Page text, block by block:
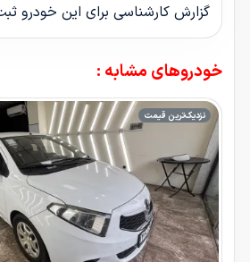
گزارش کارشناسی برای این خودرو
خودروهای مشابه :
نزدیک‌ترین قیمت